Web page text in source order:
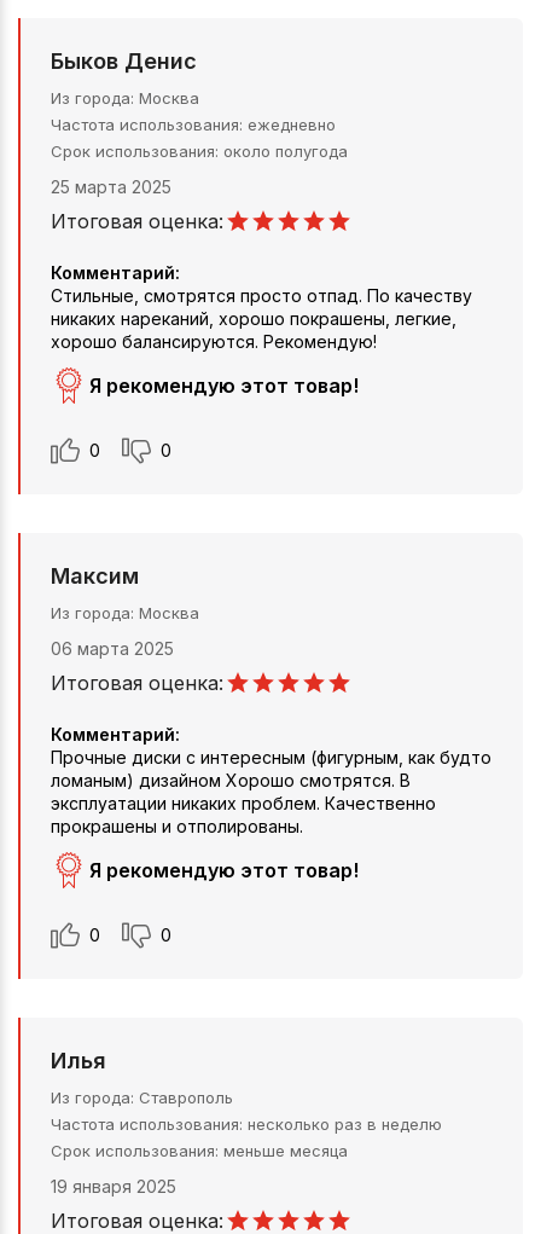
Быков Денис
Из города Москва
Частота использования ежедневно
Срок использования около полугода
25 марта 2025
Итоговая оценка:
Комментарий:
Стильные, смотрятся просто отпад. По качеству
никаких нареканий, хорошо покрашены, легкие,
хорошо балансируются. Рекомендую!
Я рекомендую этот товар!
0 0
Максим
Из города Москва
06 марта 2025
Итоговая оценка:
Комментарий:
Прочные диски с интересным (фигурным, как будто
ломаным) дизайном Хорошо смотрятся. В
эксплуатации никаких проблем. Качественно
прокрашены и отполированы.
Я рекомендую этот товар!
0 0
Илья
Из города Ставрополь
Частота использования несколько раз в неделю
Срок использования меньше месяца
19 января 2025
Итоговая оценка: